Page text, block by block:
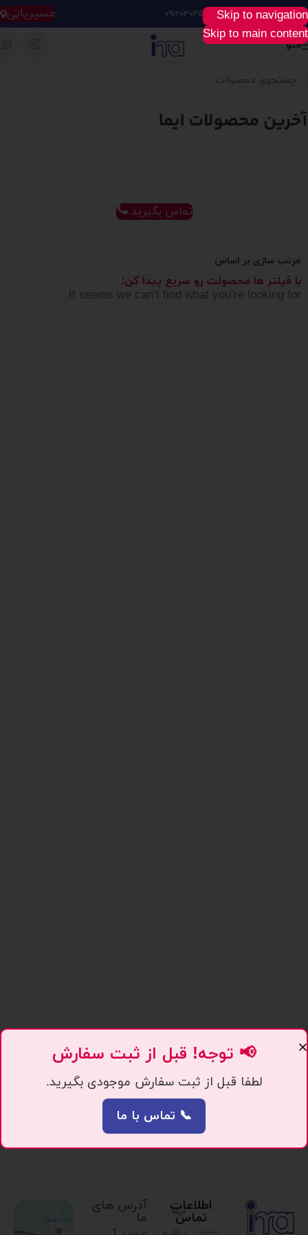
Skip to navigation
Skip to main content
خرید آسان، سریع و راحت : ۰۹۱۲۰۳۰۴۵۲۸ مسیریابی
منو
تماس بگیرید
مرتب سازی بر اساس
با فیلتر ها محصولت رو سریع پیدا کن:
It seems we can’t find what you’re looking for.
ایما
اطلاعات
تماس
آدرس های
ما
📢 توجه! قبل از ثبت سفارش
لطفا قبل از ثبت سفارش موجودی بگیرید.
📞 تماس با ما